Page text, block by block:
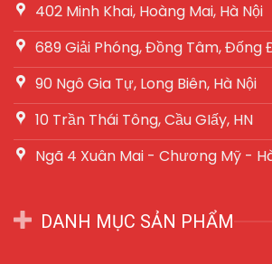
402 Minh Khai, Hoàng Mai, Hà Nội
689 Giải Phóng, Đồng Tâm, Đống
90 Ngô Gia Tự, Long Biên, Hà Nội
10 Trần Thái Tông, Cầu GIấy, HN
Ngã 4 Xuân Mai - Chương Mỹ -
DANH MỤC SẢN PHẨM